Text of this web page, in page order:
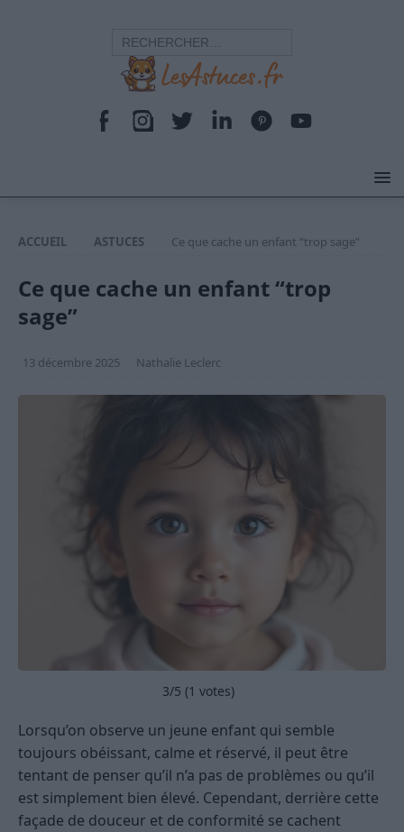
ACCUEIL ASTUCES Ce que cache un enfant “trop sage”
Ce que cache un enfant “trop
sage”
13 décembre 2025 Nathalie Leclerc
3/5 (1 votes)
Lorsqu’on observe un jeune enfant qui semble
toujours obéissant, calme et réservé, il peut être
tentant de penser qu’il n’a pas de problèmes ou qu’il
est simplement bien élevé. Cependant, derrière cette
façade de douceur et de conformité se cachent